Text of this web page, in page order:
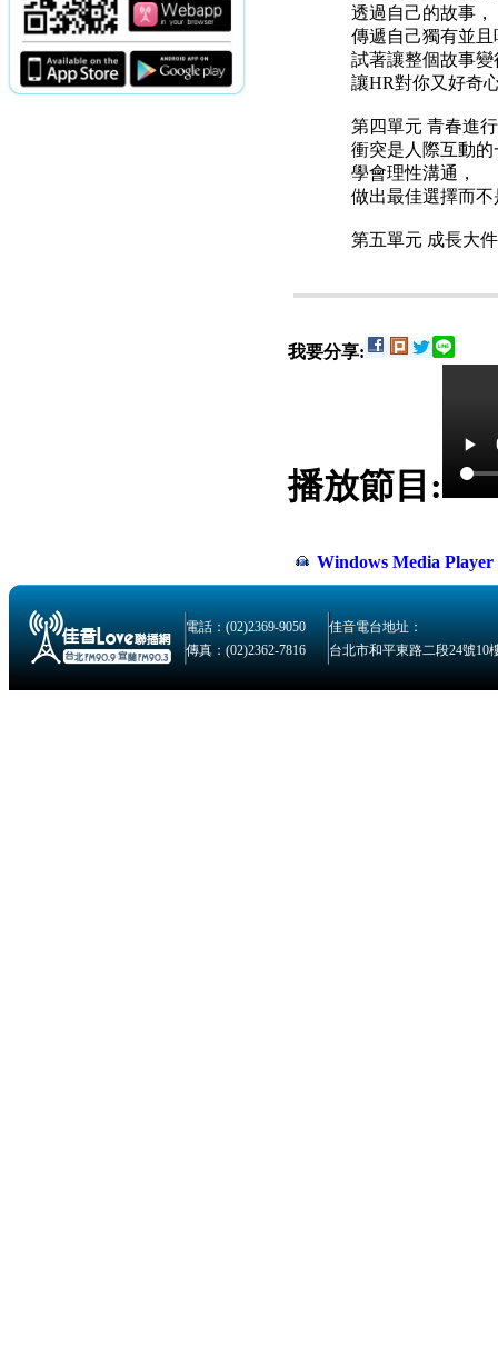
透過自己的故事，
傳遞自己獨有並
試著讓整個故事變
讓HR對你又好奇
第四單元 青春進
衝突是人際互動
學會理性溝通，
做出最佳選擇而
第五單元 成長大
我要分享:
播放節目:
Windows Media
電話：(02)2369-9050
佳音電台地址：
傳真：(02)2362-7816
台北市和平東路二段24號10